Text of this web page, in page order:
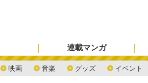
映画 音楽 グッズ イベント
連載マンガ